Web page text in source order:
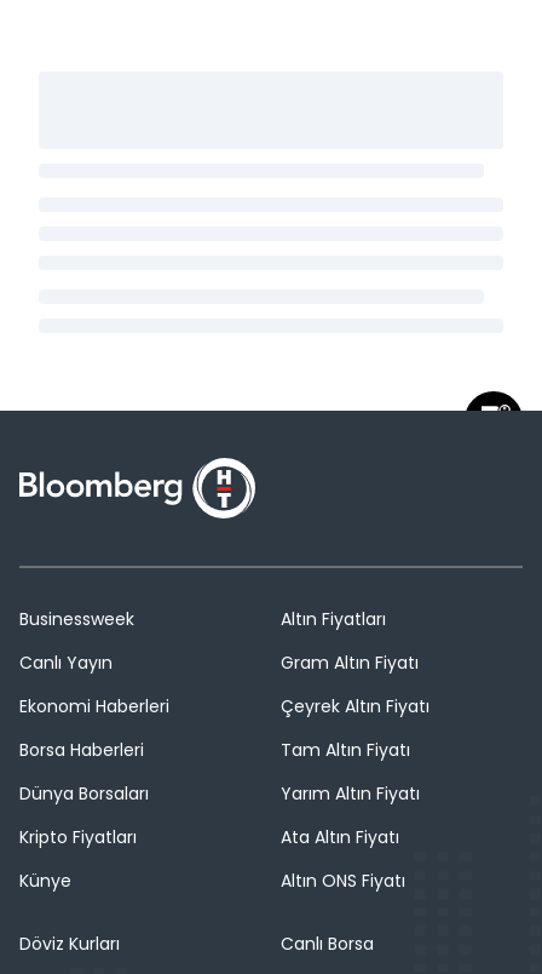
Businessweek
Canlı Yayın
Ekonomi Haberleri
Borsa Haberleri
Dünya Borsaları
Kripto Fiyatları
Künye
Altın Fiyatları
Gram Altın Fiyatı
Çeyrek Altın Fiyatı
Tam Altın Fiyatı
Yarım Altın Fiyatı
Ata Altın Fiyatı
Altın ONS Fiyatı
Döviz Kurları
Canlı Borsa